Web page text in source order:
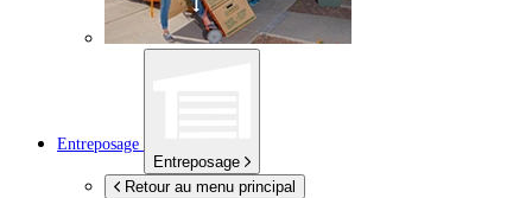
Entreposage
Entreposage
Retour au menu principal